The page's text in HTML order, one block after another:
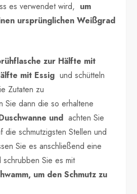
es verwendet wird, um
ursprünglichen Weißgrad
zur Hälfte mit
mit Essig und schütteln
Zutaten zu
Sie dann die so erhaltene
und achten Sie
die schmutzigsten Stellen und
Sie es anschließend eine
Sie es mit
um den Schmutz zu